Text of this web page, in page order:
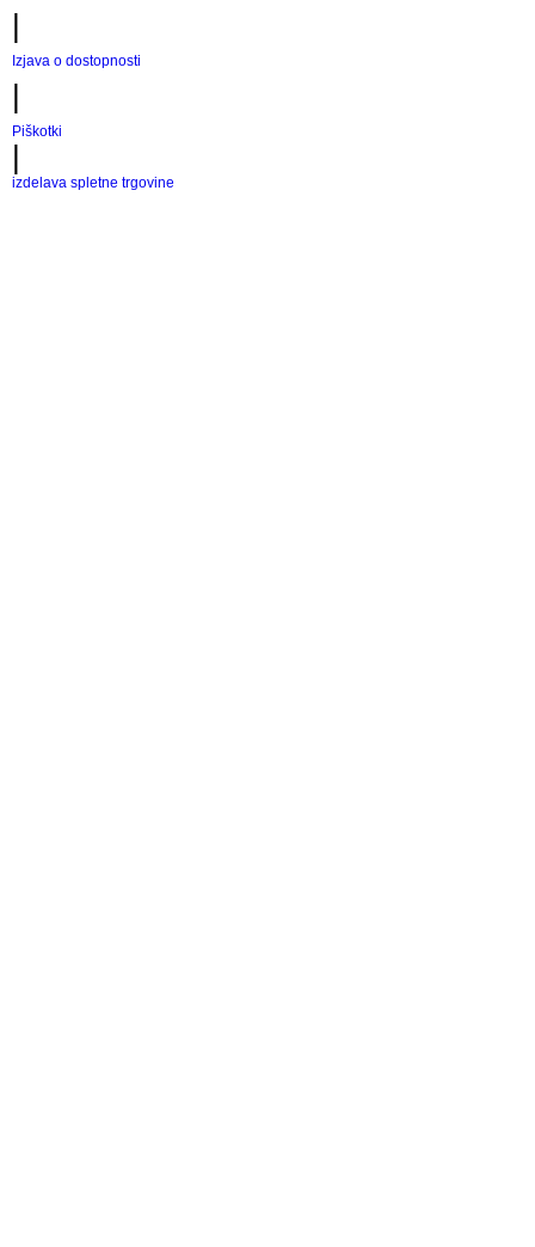
|
Izjava o dostopnosti
|
Piškotki
|
izdelava spletne trgovine